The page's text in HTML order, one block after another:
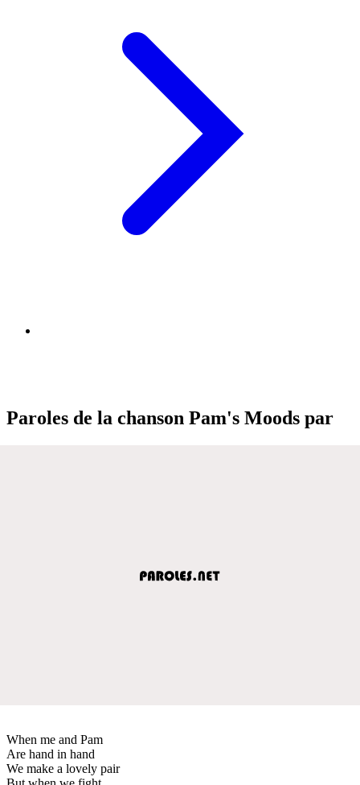
Paroles de la chanson Pam's Moods par
When me and Pam
Are hand in hand
We make a lovely pair